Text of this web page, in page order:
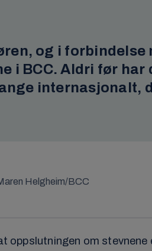
og i forbindelse
i BCC. Aldri før har
internasjonalt,
Helgheim/BCC
oppslutningen om